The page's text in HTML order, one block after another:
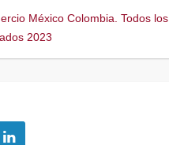
México Colombia. Todos los
2023